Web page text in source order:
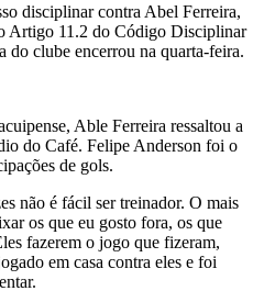
disciplinar contra Abel Ferreira,
Artigo 11.2 do Código Disciplinar
do clube encerrou na quarta-feira.
Able Ferreira ressaltou a
do Café. Felipe Anderson foi o
de gols.
não é fácil ser treinador. O mais
os que eu gosto fora, os que
fazerem o jogo que fizeram,
em casa contra eles e foi